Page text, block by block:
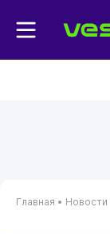
Главная • Новости